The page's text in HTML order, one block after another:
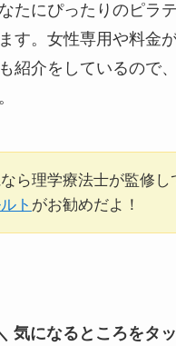
たにぴったりのピラ
す。女性専用や料金
紹介をしているので
ら理学療法士が監修し
ト がお勧めだよ！
気になるところをタ